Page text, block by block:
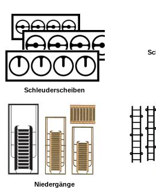
Schleuderscheiben
Niedergänge